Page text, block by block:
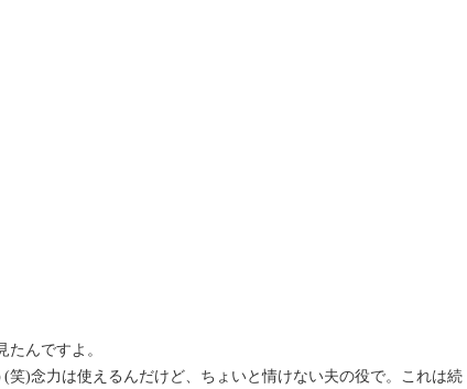
たんですよ。
)念力は使えるんだけど、ちょいと情けない夫の役で。これは続